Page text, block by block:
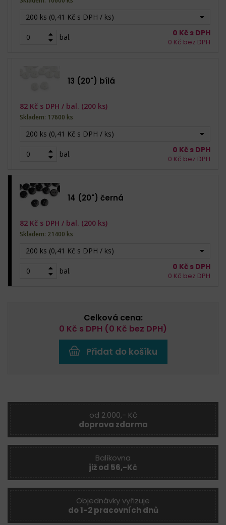
200 ks (0,41 Kč s DPH / ks)
bal. 0 Kč s DPH
0 Kč bez DPH
13 (20") bílá
200 ks (0,41 Kč s DPH / ks)
bal.
82 Kč s DPH / bal. (200 ks)
Skladem: 17600 ks
0 Kč s DPH
0 Kč bez DPH
14 (20") černá
200 ks (0,41 Kč s DPH / ks)
bal.
82 Kč s DPH / bal. (200 ks)
Skladem: 21400 ks
0 Kč s DPH
0 Kč bez DPH
Celková cena:
0 Kč s DPH (0 Kč bez DPH)
Přidat do košíku
od 2.000,- Kč
doprava zdarma
Balíkovna
již od 56,-Kč
Objednávky vyřizuje
do 1-2 pracovních dnů